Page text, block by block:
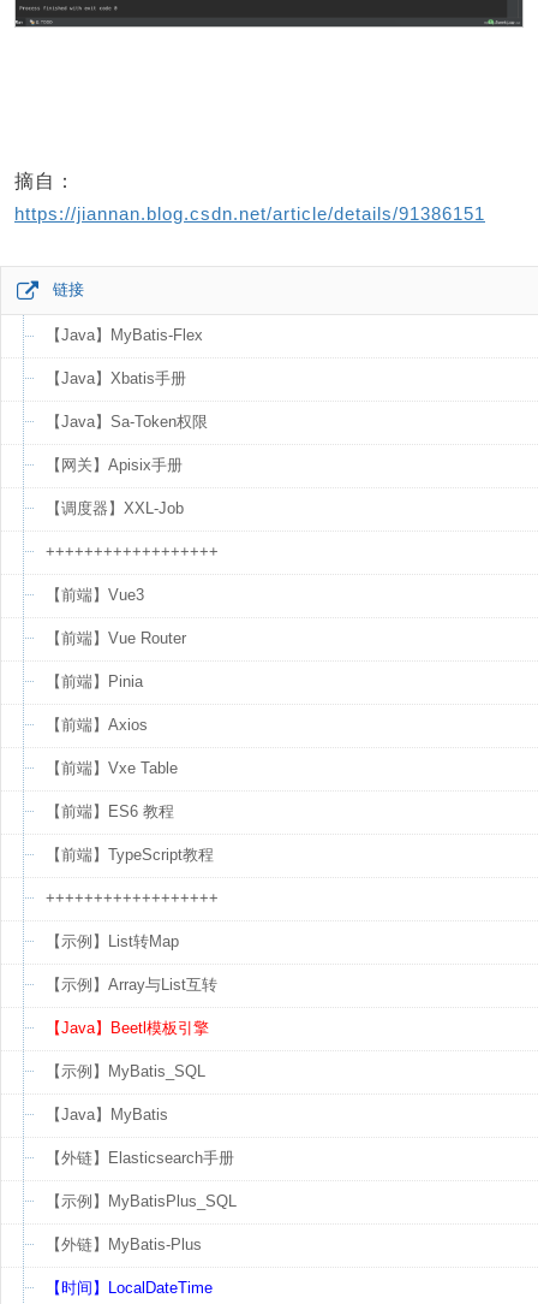
摘自：
https://jiannan.blog.csdn.net/article/details/91386151
链接
【Java】MyBatis-Flex
【Java】Xbatis手册
【Java】Sa-Token权限
【网关】Apisix手册
【调度器】XXL-Job
++++++++++++++++++
【前端】Vue3
【前端】Vue Router
【前端】Pinia
【前端】Axios
【前端】Vxe Table
【前端】ES6 教程
【前端】TypeScript教程
++++++++++++++++++
【示例】List转Map
【示例】Array与List互转
【Java】Beetl模板引擎
【示例】MyBatis_SQL
【Java】MyBatis
【外链】Elasticsearch手册
【示例】MyBatisPlus_SQL
【外链】MyBatis-Plus
【时间】LocalDateTime